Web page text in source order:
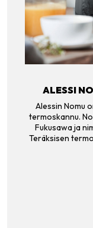
ALESSI
Alessin Nomu
termoskannu.
Fukusawa ja
Teräksisen